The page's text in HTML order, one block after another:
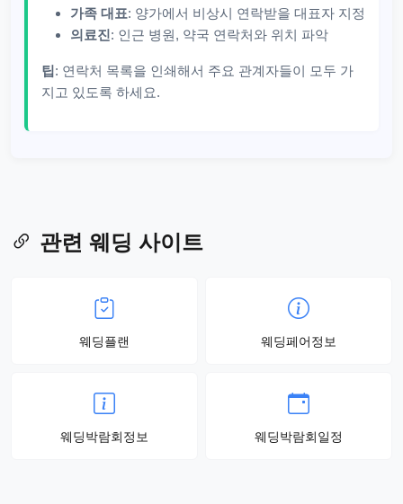
가족 대표: 양가에서 비상시 연락받을 대표자 지정
의료진 : 인근 병원, 약국 연락처와 위치 파악
팁 : 연락처 목록을 인쇄해서 주요 관계자들이 모두 가
지고 있도록 하세요.
관련 웨딩 사이트
웨딩플랜 웨딩페어정보
웨딩박람회정보 웨딩박람회일정